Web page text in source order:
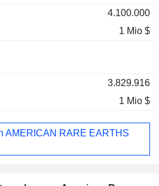
4.100.000
1 Mio $
3.829.916
1 Mio $
AMERICAN RARE EARTHS